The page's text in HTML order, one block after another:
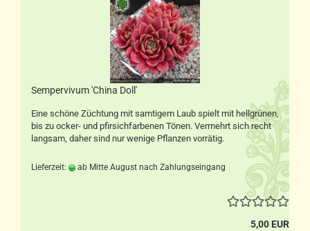
Sempervivum 'China Doll'
Eine schöne Züchtung mit samtigem Laub spielt mit hellgrünen,
bis zu ocker- und pfirsichfarbenen Tönen. Vermehrt sich recht
langsam, daher sind nur wenige Pflanzen vorrätig.
Lieferzeit: ab Mitte August nach Zahlungseingang
5,00 EUR